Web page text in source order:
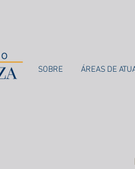
SOBRE ÁREAS DE